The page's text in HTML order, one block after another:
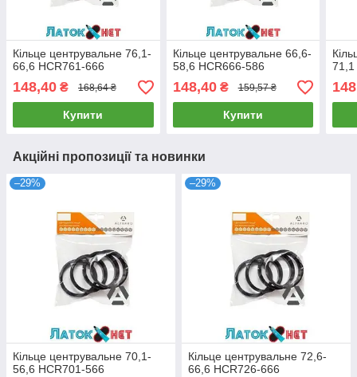
Кільце центрувальне 76,1-
66,6 HCR761-666
148,40 ₴ 168,64 ₴
Купити
Кільце центрувальне 66,6-
58,6 HCR666-586
148,40₴ 159,57 ₴
Купити
71,1
Акційні пропозиції та новинки
–29%
Кільце центрувальне 70,1-
56,6 HCR701-566
–29%
Кільце центрувальне 72,6-
66,6 HCR726-666